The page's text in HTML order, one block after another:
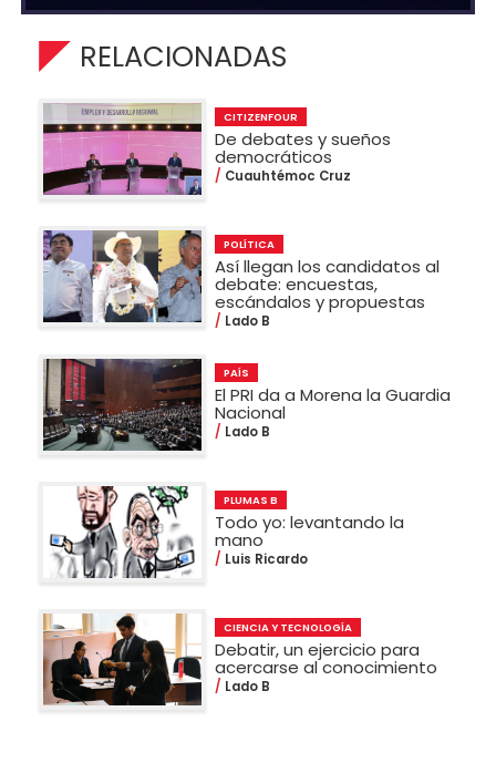
RELACIONADAS
CITIZENFOUR
De debates y sueños
democráticos
Cuauhtémoc Cruz
POLÍTICA
Así llegan los candidatos al
debate: encuestas,
escándalos y propuestas
Lado B
PAÍS
El PRI da a Morena la Guardia
Nacional
Lado B
PLUMAS B
Todo yo: levantando la
mano
Luis Ricardo
CIENCIA Y TECNOLOGÍA
Debatir, un ejercicio para
acercarse al conocimiento
Lado B